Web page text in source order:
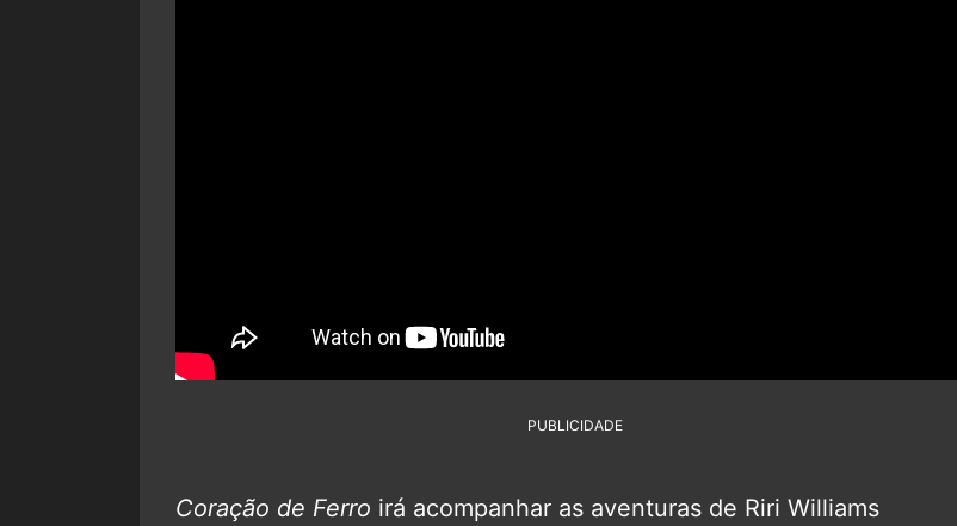
PUBLICIDADE
Coração de Ferro irá acompanhar as aventuras de Riri Williams